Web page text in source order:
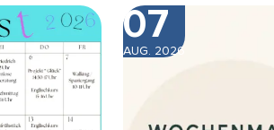
07
AUG. 2026